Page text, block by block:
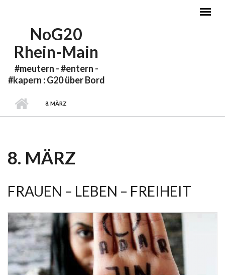
NoG20
Rhein-Main
#meutern - #entern -
#kapern : G20 über Bord
8. MÄRZ
8. MÄRZ
FRAUEN – LEBEN – FREIHEIT